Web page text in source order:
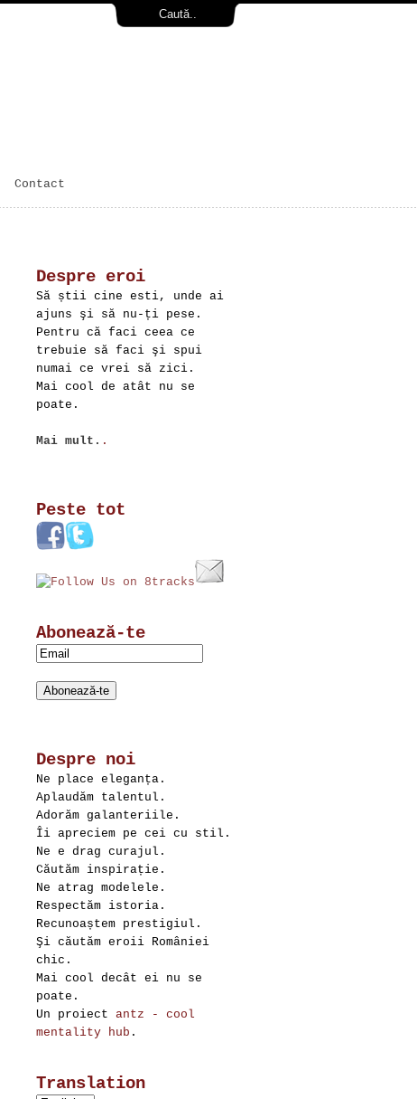
Contact
Despre eroi
Să știi cine esti, unde ai
ajuns şi să nu-ți pese.
Pentru că faci ceea ce
trebuie să faci şi spui
numai ce vrei să zici.
Mai cool de atât nu se
poate.
Mai mult. .
Peste tot
Abonează-te
Despre noi
Ne place eleganța.
Aplaudăm talentul.
Adorăm galanteriile.
Îi apreciem pe cei cu stil.
Ne e drag curajul.
Căutăm inspirație.
Ne atrag modelele.
Respectăm istoria.
Recunoaștem prestigiul.
Şi căutăm eroii României
chic.
Mai cool decât ei nu se
poate.
Un proiect antz - cool
mentality hub .
Translation